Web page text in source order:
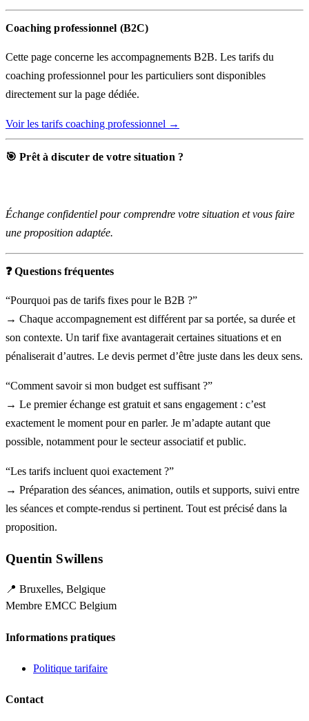
Coaching professionnel (B2C)
Cette page concerne les accompagnements B2B. Les tarifs du
coaching professionnel pour les particuliers sont disponibles
directement sur la page dédiée.
Voir les tarifs coaching professionnel →
🎯 Prêt à discuter de votre situation ?
Échange confidentiel pour comprendre votre situation et vous faire
une proposition adaptée.
❓ Questions fréquentes
“Pourquoi pas de tarifs fixes pour le B2B ?”
→ Chaque accompagnement est différent par sa portée, sa durée et
son contexte. Un tarif fixe avantagerait certaines situations et en
pénaliserait d’autres. Le devis permet d’être juste dans les deux sens.
“Comment savoir si mon budget est suffisant ?”
→ Le premier échange est gratuit et sans engagement : c’est
exactement le moment pour en parler. Je m’adapte autant que
possible, notamment pour le secteur associatif et public.
“Les tarifs incluent quoi exactement ?”
→ Préparation des séances, animation, outils et supports, suivi entre
les séances et compte-rendus si pertinent. Tout est précisé dans la
proposition.
Quentin Swillens
📍 Bruxelles, Belgique
Membre EMCC Belgium
Informations pratiques
Politique tarifaire
Contact